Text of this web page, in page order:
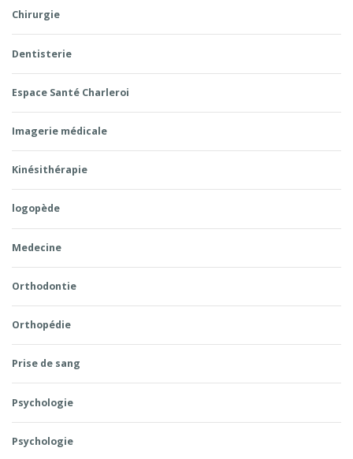
Chirurgie
Dentisterie
Espace Santé Charleroi
Imagerie médicale
Kinésithérapie
logopède
Medecine
Orthodontie
Orthopédie
Prise de sang
Psychologie
Psychologie